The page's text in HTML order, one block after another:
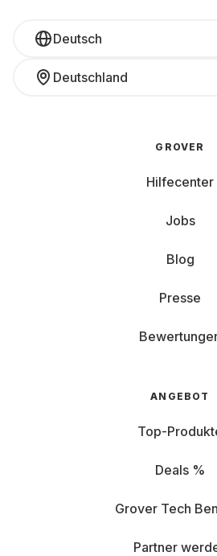
Deutsch
Deutschland
GROVER
Hilfecenter
Jobs
Blog
Presse
ANGEBOT
Top-
Deals %
Grover Tech
Partner